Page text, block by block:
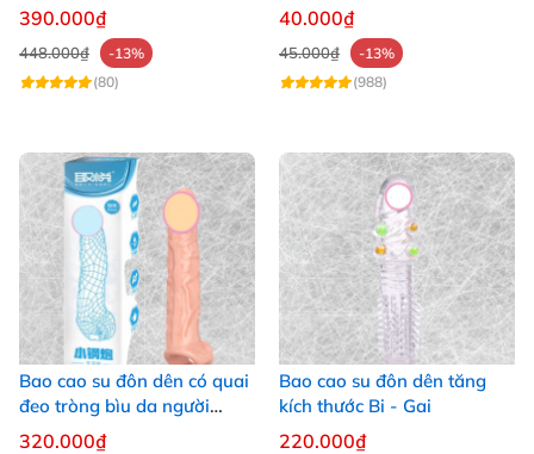
X-Tender tăng 1
390.000₫
448.000₫
-13%
(80)
40.000₫
45.000₫
-13%
(988)
Bao cao su đôn dên có quai
đeo tròng bìu da người
giống thật
320.000₫
Bao cao su đôn dên tăng
kích thước Bi - Gai
220.000₫